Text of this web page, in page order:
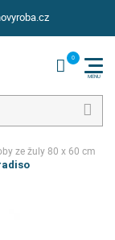
ze žuly 80 x 60 cm